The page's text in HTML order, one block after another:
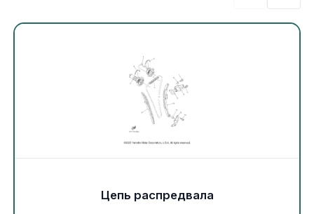
Другое
Движители (гребные винты)
Якорное оборудование
Цепь распредвала